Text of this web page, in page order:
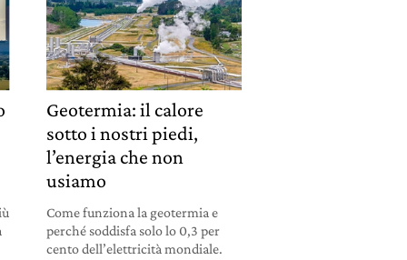
Geotermia: il calore
sotto i nostri piedi,
l’energia che non
usiamo
Come funziona la geotermia e
perché soddisfa solo lo 0,3 per
cento dell’elettricità mondiale.